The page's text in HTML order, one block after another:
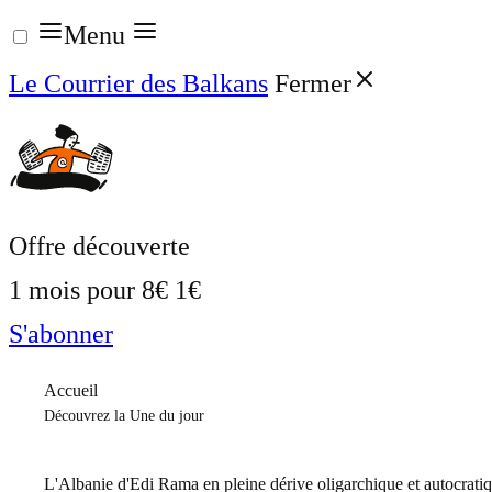
Aller
au
contenu
Menu
Le Courrier des Balkans Fermer
Offre découverte
1 mois pour 8€ 1€
S'abonner
Accueil
Découvrez la Une du jour
L'Albanie d'Edi Rama en pleine dérive oligarchique et